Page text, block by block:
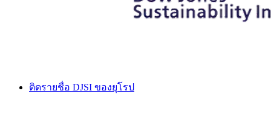
ติดรายชื่อ DJSI ของยุโรป